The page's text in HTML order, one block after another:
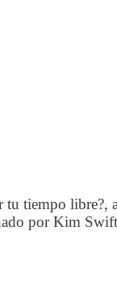
tu tiempo
por Kim